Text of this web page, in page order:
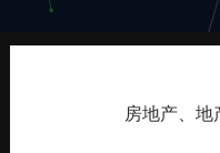
房地产、地